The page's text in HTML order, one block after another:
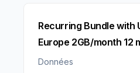
Recurring Bundle with
Europe 2GB/month 12
Données